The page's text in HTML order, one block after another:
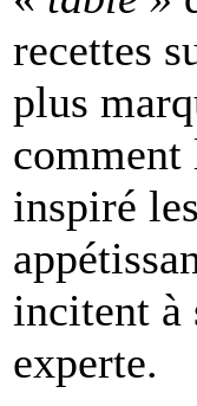
recettes
plus
comment
inspiré
incitent à
experte.